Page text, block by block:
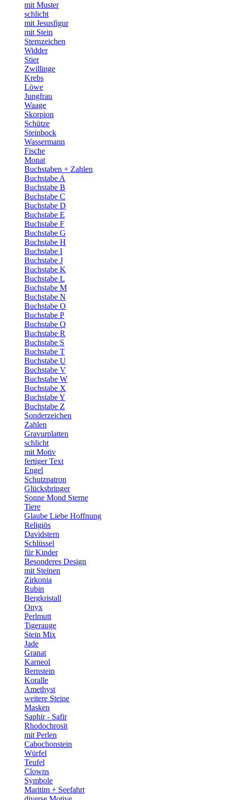
mit Muster
schlicht
mit Jesusfigur
mit Stein
Sternzeichen
Widder
Stier
Zwillinge
Krebs
Löwe
Jungfrau
Waage
Skorpion
Schütze
Steinbock
Wassermann
Fische
Monat
Buchstaben + Zahlen
Buchstabe A
Buchstabe B
Buchstabe C
Buchstabe D
Buchstabe E
Buchstabe F
Buchstabe G
Buchstabe H
Buchstabe I
Buchstabe J
Buchstabe K
Buchstabe L
Buchstabe M
Buchstabe N
Buchstabe O
Buchstabe P
Buchstabe Q
Buchstabe R
Buchstabe S
Buchstabe T
Buchstabe U
Buchstabe V
Buchstabe W
Buchstabe X
Buchstabe Y
Buchstabe Z
Sonderzeichen
Zahlen
Gravurplatten
schlicht
mit Motiv
fertiger Text
Engel
Schutzpatron
Glücksbringer
Sonne Mond Sterne
Tiere
Glaube Liebe Hoffnung
Religiös
Davidstern
Schlüssel
für Kinder
Besonderes Design
mit Steinen
Zirkonia
Rubin
Bergkristall
Onyx
Perlmutt
Tigerauge
Stein Mix
Jade
Granat
Karneol
Bernstein
Koralle
Amethyst
weitere Steine
Masken
Saphir - Safir
Rhodochrosit
mit Perlen
Cabochonstein
Würfel
Teufel
Clowns
Symbole
Maritim + Seefahrt